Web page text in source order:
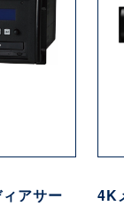
アサー
4K